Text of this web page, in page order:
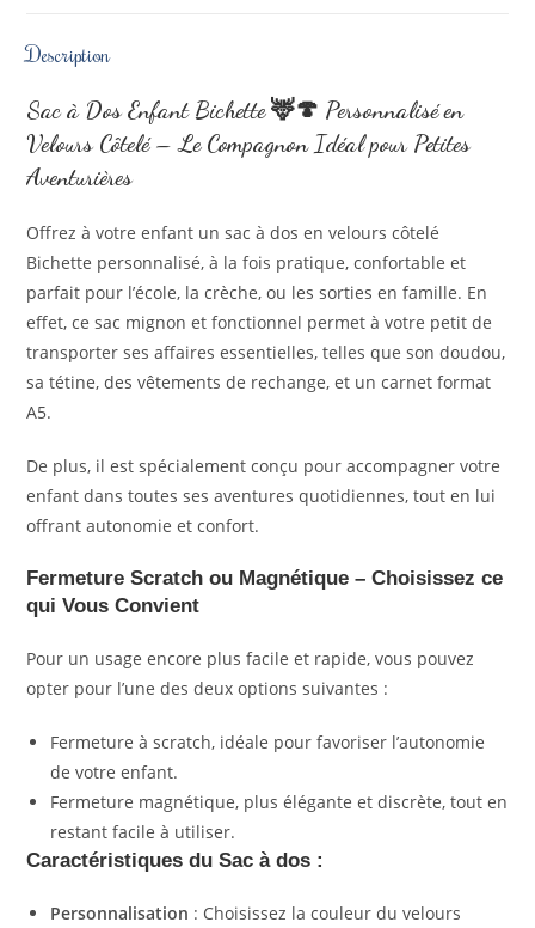
Description
Sac à Dos Enfant Bichette🦌🍄 Personnalisé en
Velours Côtelé – Le Compagnon Idéal pour Petites
Aventurières
Offrez à votre enfant un sac à dos en velours côtelé
Bichette personnalisé, à la fois pratique, confortable et
parfait pour l’école, la crèche, ou les sorties en famille. En
effet, ce sac mignon et fonctionnel permet à votre petit de
transporter ses affaires essentielles, telles que son doudou,
sa tétine, des vêtements de rechange, et un carnet format
A5.
De plus, il est spécialement conçu pour accompagner votre
enfant dans toutes ses aventures quotidiennes, tout en lui
offrant autonomie et confort.
Fermeture Scratch ou Magnétique – Choisissez ce
qui Vous Convient
Pour un usage encore plus facile et rapide, vous pouvez
opter pour l’une des deux options suivantes :
Fermeture à scratch, idéale pour favoriser l’autonomie
de votre enfant.
Fermeture magnétique, plus élégante et discrète, tout en
restant facile à utiliser.
Caractéristiques du Sac à dos :
Personnalisation : Choisissez la couleur du velours